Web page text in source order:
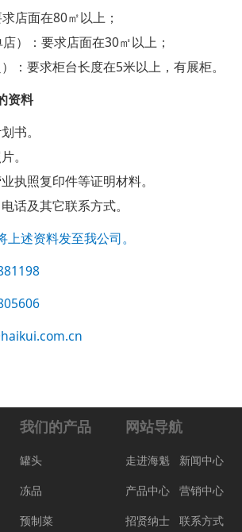
店面在80㎡以上；
）：要求店面在30㎡以上；
：要求柜台长度在5米以上，有展柜。
资料
书。
。
执照复印件等证明材料。
话及其它联系方式。
述资料发至我公司。
我们的产品
罐头
冻品
预制菜
网站导航
走进海魁
新闻中心
产品中心
营销中心
招贤纳士
联系方式